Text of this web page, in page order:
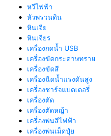
หวีไฟฟ้า
หัวพรวนดิน
หินเจีย
หินเจียร
เครื่องกดน้ำ USB
เครื่องขัดกระดาษทราย
เครื่องขัดสี
เครื่องฉีดน้ำแรงดันสูง
เครื่องชาร์จแบตเตอรี่
เครื่องตัด
เครื่องตัดหญ้า
เครื่องพ่นสีไฟฟ้า
เครื่องพ่นเม็ดปุ๋ย